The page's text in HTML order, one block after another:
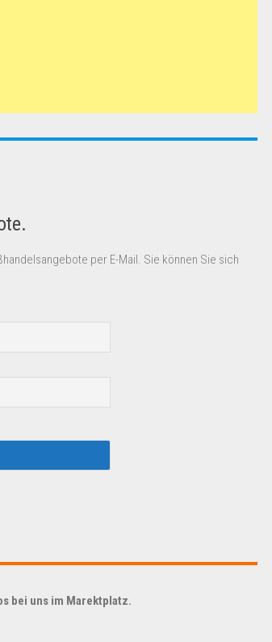
per E-Mail. Sie können Sie sich
bei uns im Marektplatz.